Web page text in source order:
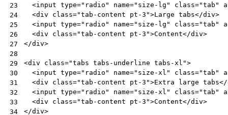
23
24
25
26
27
28
29
30
31
32
33
34
<input type="radio" name="size-lg" class="tab"
<div class="tab-content pt-3">Large tabs</div>
<input type="radio" name="size-lg" class="tab"
<div class="tab-content pt-3">Content</div>
</div>
<div class="tabs tabs-underline tabs-xl">
<input type="radio" name="size-xl" class="tab"
<div class="tab-content pt-3">Extra large tabs</
<input type="radio" name="size-xl" class="tab"
<div class="tab-content pt-3">Content</div>
</div>